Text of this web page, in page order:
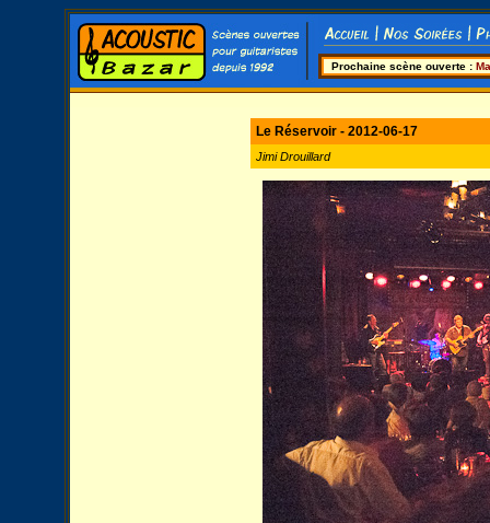
Prochaine scène ouverte :
Le Réservoir - 2012-06-17
Jimi Drouillard